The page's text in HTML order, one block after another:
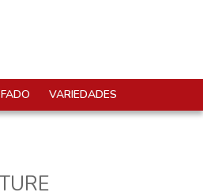
VARIEDADES